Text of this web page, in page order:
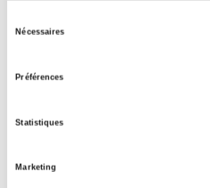
Nécessaires
Préférences
Statistiques
Marketing
Enquête sur les citoyens
Sylvain Brouard, Vincent Tiberj